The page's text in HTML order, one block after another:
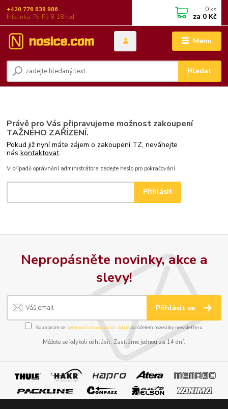
Menu
Hledat
+420 776 839 986
Infolinka: Po-Pá 8-18 hod.
0 ks
za 0 Kč
Právě pro Vás připravujeme možnost zakoupení
TAŽNÉHO ZAŘÍZENÍ.
Pokud již nyní máte zájem o zakoupení TZ, neváhejte
náskontaktovat.
V případě oprávnění administrátora zadejte heslo pro pokračování.
Nepropásněte novinky, akce a
slevy!
Přihlásit se
Souhlasím se zpracováním osobních údajůza účelem rozesílky newsletteru.
Můžete se kdykoli odhlásit. Zasíláme jednou za 14 dní.